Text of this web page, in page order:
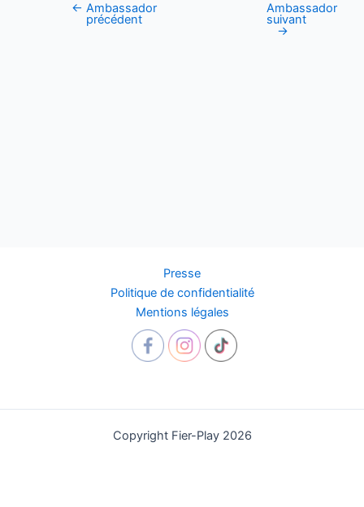
Navigation
← Ambassador
précédent
Ambassador
suivant
→
Presse
Politique de confidentialité
Mentions légales
Copyright Fier-Play 2026